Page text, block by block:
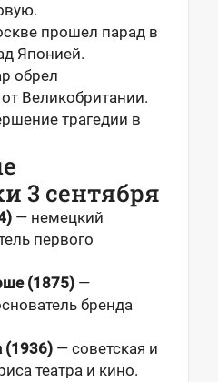
прошел парад в
Японией.
обрел
Великобритании.
трагедии в
3 сентября
— немецкий
первого
(1875) —
бренда
(1936) — советская и
театра и кино.